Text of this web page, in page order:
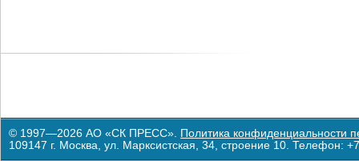
© 1997—2026 АО «СК ПРЕСС». Политика конфиденциальности
109147 г. Москва, ул. Марксистская, 34, строение 10. Телефон: